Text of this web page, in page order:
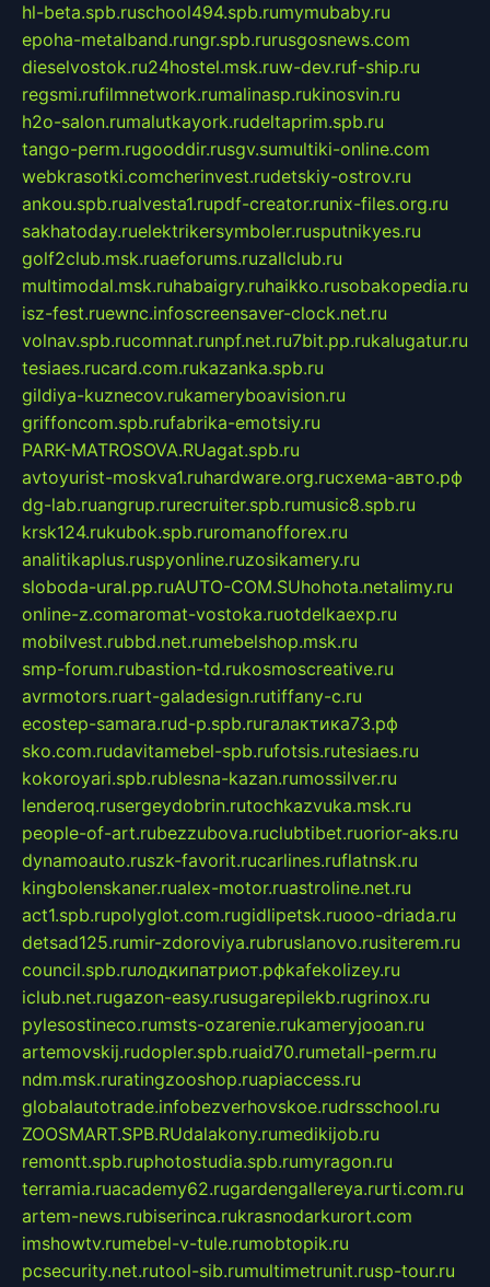
hl-beta.spb.ruschool494.spb.rumymubaby.ru
epoha-metalband.rungr.spb.rurusgosnews.com
dieselvostok.ru24hostel.msk.ruw-dev.ruf-ship.ru
regsmi.rufilmnetwork.rumalinasp.rukinosvin.ru
h2o-salon.rumalutkayork.rudeltaprim.spb.ru
tango-perm.rugooddir.rusgv.sumultiki-online.com
webkrasotki.comcherinvest.rudetskiy-ostrov.ru
ankou.spb.rualvesta1.rupdf-creator.runix-files.org.ru
sakhatoday.ruelektrikersymboler.rusputnikyes.ru
golf2club.msk.ruaeforums.ruzallclub.ru
multimodal.msk.ruhabaigry.ruhaikko.rusobakopedia.ru
isz-fest.ruewnc.infoscreensaver-clock.net.ru
volnav.spb.rucomnat.runpf.net.ru7bit.pp.rukalugatur.ru
tesiaes.rucard.com.rukazanka.spb.ru
gildiya-kuznecov.rukameryboavision.ru
griffoncom.spb.rufabrika-emotsiy.ru
PARK-MATROSOVA.RUagat.spb.ru
avtoyurist-moskva1.ruhardware.org.ruсхема-авто.рф
dg-lab.ruangrup.rurecruiter.spb.rumusic8.spb.ru
krsk124.rukubok.spb.ruromanofforex.ru
analitikaplus.ruspyonline.ruzosikamery.ru
sloboda-ural.pp.ruAUTO-COM.SUhohota.netalimy.ru
online-z.comaromat-vostoka.ruotdelkaexp.ru
mobilvest.rubbd.net.rumebelshop.msk.ru
smp-forum.rubastion-td.rukosmoscreative.ru
avrmotors.ruart-galadesign.rutiffany-c.ru
ecostep-samara.rud-p.spb.ruгалактика73.рф
sko.com.rudavitamebel-spb.rufotsis.rutesiaes.ru
kokoroyari.spb.rublesna-kazan.rumossilver.ru
lenderoq.rusergeydobrin.rutochkazvuka.msk.ru
people-of-art.rubezzubova.ruclubtibet.ruorior-aks.ru
dynamoauto.ruszk-favorit.rucarlines.ruflatnsk.ru
kingbolenskaner.rualex-motor.ruastroline.net.ru
act1.spb.rupolyglot.com.rugidlipetsk.ruooo-driada.ru
detsad125.rumir-zdoroviya.rubruslanovo.rusiterem.ru
council.spb.ruлодкипатриот.рфkafekolizey.ru
iclub.net.rugazon-easy.rusugarepilekb.rugrinox.ru
pylesostineco.rumsts-ozarenie.rukameryjooan.ru
artemovskij.rudopler.spb.ruaid70.rumetall-perm.ru
ndm.msk.ruratingzooshop.ruapiaccess.ru
globalautotrade.infobezverhovskoe.rudrsschool.ru
ZOOSMART.SPB.RUdalakony.rumedikijob.ru
remontt.spb.ruphotostudia.spb.rumyragon.ru
terramia.ruacademy62.rugardengallereya.rurti.com.ru
artem-news.rubiserinca.rukrasnodarkurort.com
imshowtv.rumebel-v-tule.rumobtopik.ru
pcsecurity.net.rutool-sib.rumultimetrunit.rusp-tour.ru